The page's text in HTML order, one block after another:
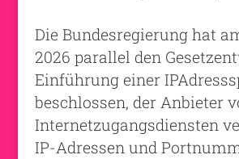
Die Bundesregierung hat
2026 parallel den
Einführung einer
beschlossen, der Anbieter
Internetzugangsdiensten
IP-Adressen und